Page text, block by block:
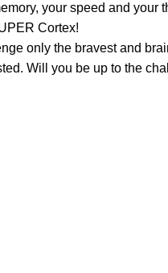
your speed and your
Cortex!
only the bravest and
Will you be up to the